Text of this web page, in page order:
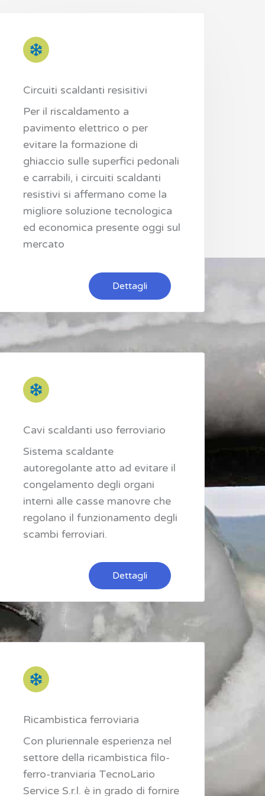
Circuiti scaldanti resisitivi
Per il riscaldamento a
pavimento elettrico o per
evitare la formazione di
ghiaccio sulle superfici pedonali
e carrabili, i circuiti scaldanti
resistivi si affermano come la
migliore soluzione tecnologica
ed economica presente oggi sul
mercato
Dettagli
Cavi scaldanti uso ferroviario
Sistema scaldante
autoregolante atto ad evitare il
congelamento degli organi
interni alle casse manovre che
regolano il funzionamento degli
scambi ferroviari.
Dettagli
Ricambistica ferroviaria
Con pluriennale esperienza nel
settore della ricambistica filo-
ferro-tranviaria TecnoLario
Service S.r.l. è in grado di fornire